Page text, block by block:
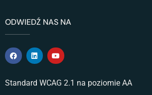
ODWIEDŹ NAS NA
Standard WCAG 2.1 na poziomie AA